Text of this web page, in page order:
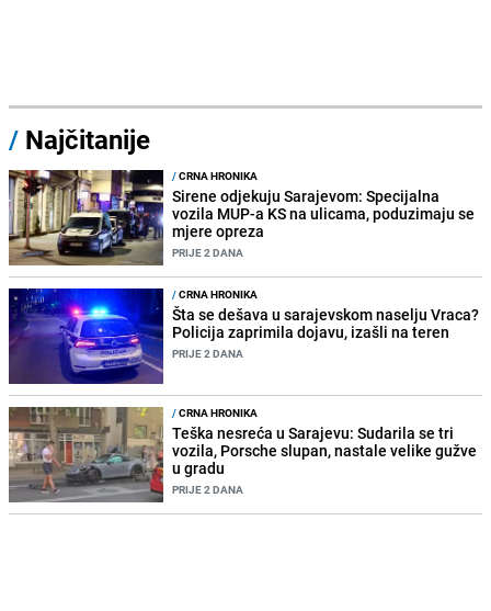
/ Najčitanije
/CRNA HRONIKA
Sirene odjekuju Sarajevom: Specijalna
vozila MUP-a KS na ulicama, poduzimaju se
mjere opreza
PRIJE 2 DANA
/CRNA HRONIKA
Šta se dešava u sarajevskom naselju Vraca?
Policija zaprimila dojavu, izašli na teren
PRIJE 2 DANA
/CRNA HRONIKA
Teška nesreća u Sarajevu: Sudarila se tri
vozila, Porsche slupan, nastale velike gužve
u gradu
PRIJE 2 DANA